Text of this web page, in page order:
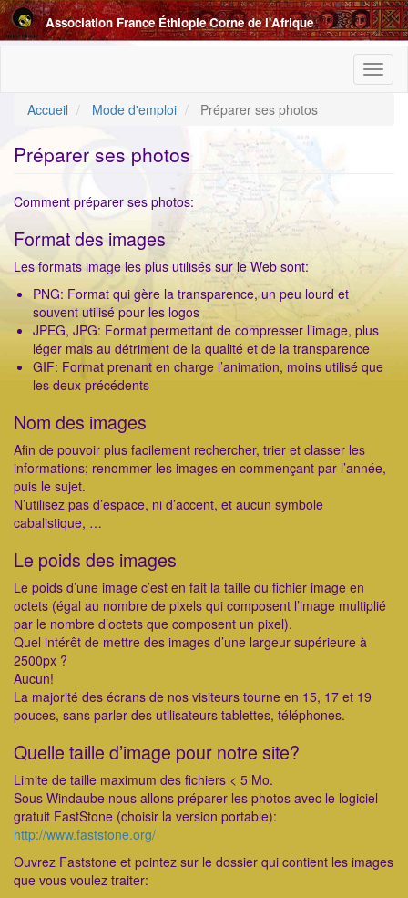
Aller
au
contenu
Association France Éthiopie Corne de l'Afrique
Accueil
Mode d'emploi Préparer ses photos
Préparer ses photos
Comment préparer ses photos:
Format des images
Les formats image les plus utilisés sur le Web sont:
PNG: Format qui gère la transparence, un peu lourd et
souvent utilisé pour les logos
JPEG, JPG: Format permettant de compresser l’image, plus
léger mais au détriment de la qualité et de la transparence
GIF: Format prenant en charge l’animation, moins utilisé que
les deux précédents
Nom des images
Afin de pouvoir plus facilement rechercher, trier et classer les
informations; renommer les images en commençant par l’année,
puis le sujet.
N’utilisez pas d’espace, ni d’accent, et aucun symbole
cabalistique, …
Le poids des images
Le poids d’une image c’est en fait la taille du fichier image en
octets (égal au nombre de pixels qui composent l’image multiplié
par le nombre d’octets que composent un pixel).
Quel intérêt de mettre des images d’une largeur supérieure à
2500px ?
Aucun!
La majorité des écrans de nos visiteurs tourne en 15, 17 et 19
pouces, sans parler des utilisateurs tablettes, téléphones.
Quelle taille d’image pour notre site?
Limite de taille maximum des fichiers < 5 Mo.
Sous Windaube nous allons préparer les photos avec le logiciel
gratuit FastStone (choisir la version portable):
http://www.faststone.org/
Ouvrez Faststone et pointez sur le dossier qui contient les images
que vous voulez traiter: